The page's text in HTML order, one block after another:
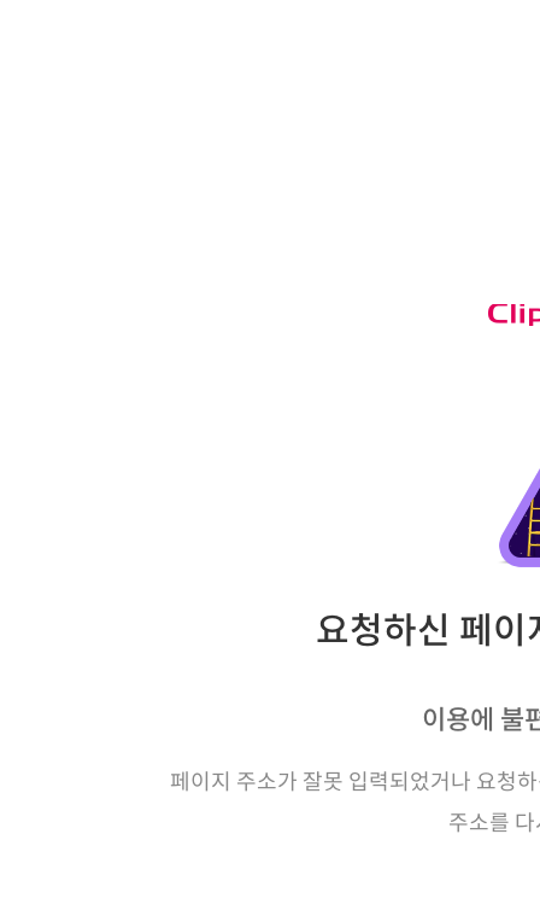
요청하신 페
이용에 불
페이지 주소가 잘못 입력되었거나 요청
주소를